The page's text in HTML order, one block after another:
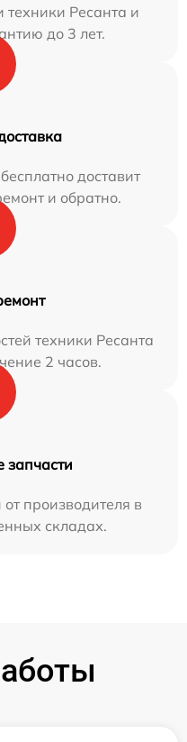
техники Ресанта и
до 3 лет.
доставит
и обратно.
техники Ресанта
2 часов.
запчасти
производителя в
складах.